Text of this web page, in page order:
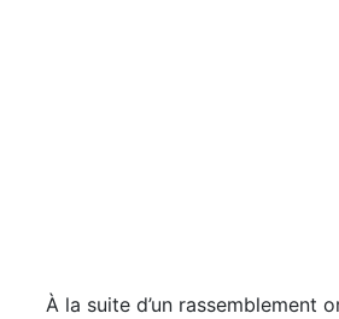
À la suite d’un rassemblement